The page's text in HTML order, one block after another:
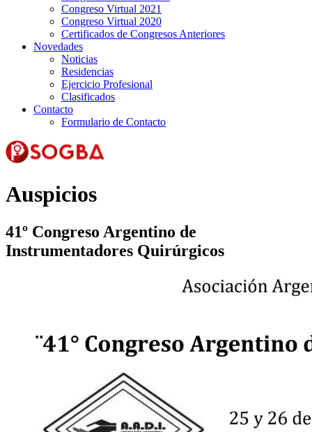
Congreso Virtual 2021
Congreso Virtual 2020
Certificados de Congresos Anteriores
Novedades
Noticias
Residencias
Ejercicio Profesional
Clasificados
Contacto
Formulario de Contacto
Auspicios
41º Congreso Argentino de
Instrumentadores Quirúrgicos